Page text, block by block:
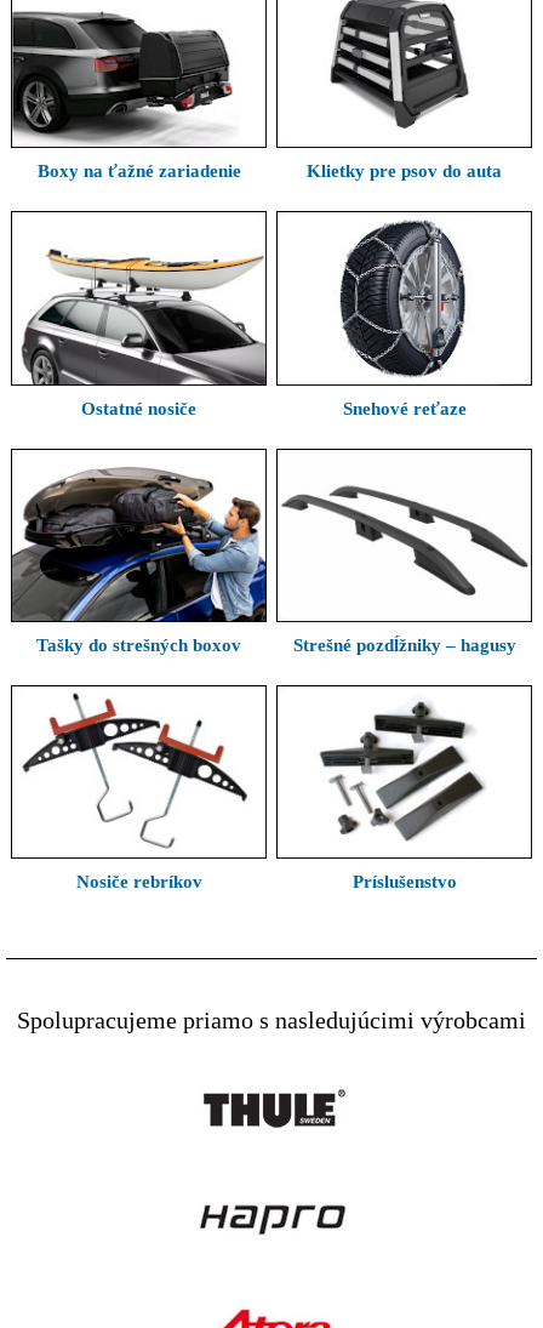
Boxy na ťažné zariadenie Klietky pre psov do auta
Ostatné nosiče Snehové reťaze
Tašky do strešných boxov Strešné pozdĺžniky – hagusy
Nosiče rebríkov Príslušenstvo
Spolupracujeme priamo s nasledujúcimi výrobcami